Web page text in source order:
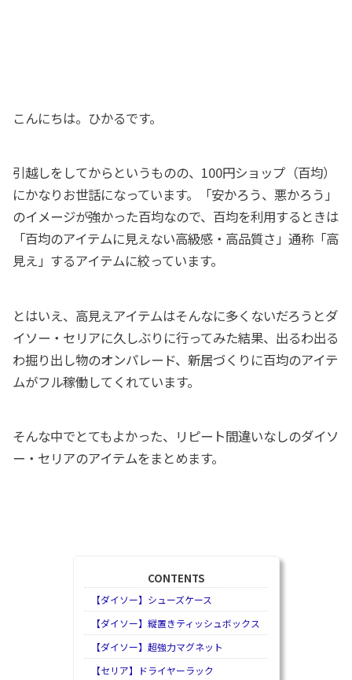
こんにちは。ひかるです。
引越しをしてからというものの、100円ショップ（百均）
にかなりお世話になっています。「安かろう、悪かろう」
のイメージが強かった百均なので、百均を利用するときは
「百均のアイテムに見えない高級感・高品質さ」通称「高
見え」するアイテムに絞っています。
とはいえ、高見えアイテムはそんなに多くないだろうとダ
イソー・セリアに久しぶりに行ってみた結果、出るわ出る
わ掘り出し物のオンパレード、新居づくりに百均のアイテ
ムがフル稼働してくれています。
そんな中でとてもよかった、リピート間違いなしのダイソ
ー・セリアのアイテムをまとめます。
CONTENTS
【ダイソー】シューズケース
【ダイソー】縦置きティッシュボックス
【ダイソー】超強力マグネット
【セリア】ドライヤーラック